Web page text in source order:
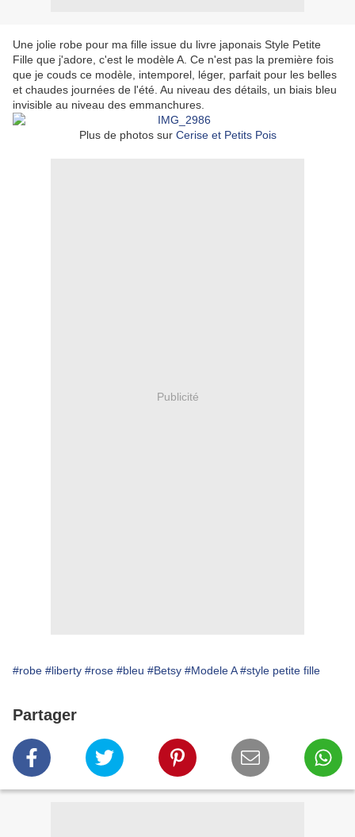
Une jolie robe pour ma fille issue du livre japonais Style Petite
Fille que j'adore, c'est le modèle A. Ce n'est pas la première fois
que je couds ce modèle, intemporel, léger, parfait pour les belles
et chaudes journées de l'été. Au niveau des détails, un biais bleu
invisible au niveau des emmanchures.
Plus de photos sur Cerise et Petits Pois
Publicité
#robe #liberty #rose #bleu #Betsy #Modele A #style petite fille
Partager